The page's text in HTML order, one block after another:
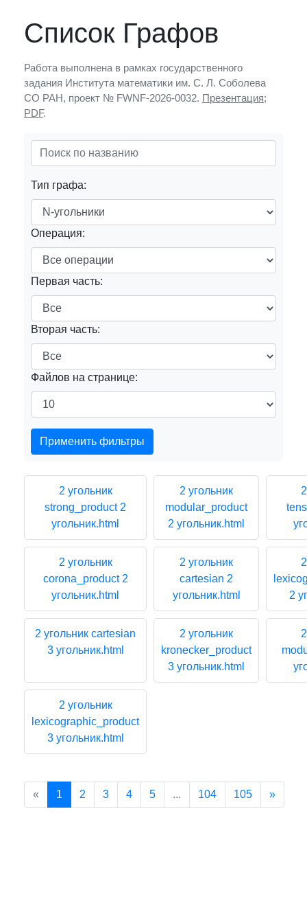
Список Графов
Работа выполнена в рамках государственного
задания Института математики им. С. Л. Соболева
СО РАН, проект № FWNF-2026-0032. Презентация;
PDF.
Тип графа:
Операция:
Первая часть:
Вторая часть:
Файлов на странице:
Применить фильтры
2 угольник
strong_product 2
угольник.html
2 угольник
modular_product
2 угольник.html
2 угольник
corona_product 2
угольник.html
2 угольник
cartesian 2
угольник.html
2
2 угольник cartesian
3 угольник.html
2 угольник
kronecker_product
3 угольник.html
2 угольник
lexicographic_product
3 угольник.html
« 1 (current)
2 3 4 5 ... 104 105 »Next